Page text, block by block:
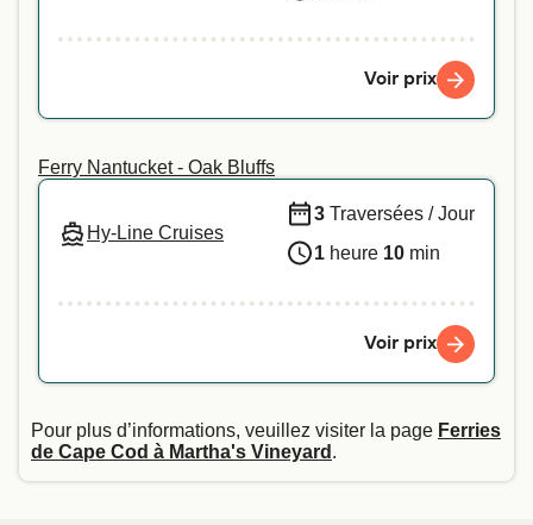
Voir prix
Ferry Nantucket - Oak Bluffs
Hy-Line Cruises
3 Traversées / Jour
1 heure 10 min
Voir prix
Pour plus d’informations, veuillez visiter la page Ferries
de Cape Cod à Martha's Vineyard .